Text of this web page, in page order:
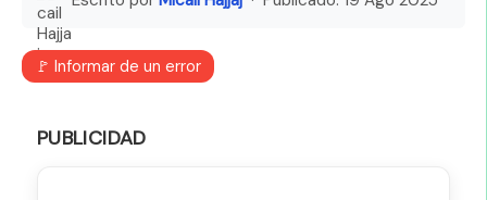
🚩 Informar de un error
PUBLICIDAD